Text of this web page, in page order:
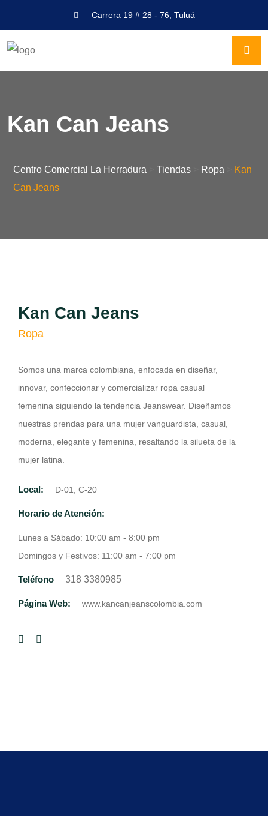
Carrera 19 # 28 - 76, Tuluá
Kan Can Jeans
Centro Comercial La Herradura Tiendas Ropa
Kan
Can Jeans
Kan Can Jeans
Ropa
Somos una marca colombiana, enfocada en diseñar,
innovar, confeccionar y comercializar ropa casual
femenina siguiendo la tendencia Jeanswear. Diseñamos
nuestras prendas para una mujer vanguardista, casual,
moderna, elegante y femenina, resaltando la silueta de la
mujer latina.
Local: D-01, C-20
Horario de Atención:
Lunes a Sábado: 10:00 am - 8:00 pm
Domingos y Festivos: 11:00 am - 7:00 pm
Teléfono 318 3380985
Página Web: www.kancanjeanscolombia.com